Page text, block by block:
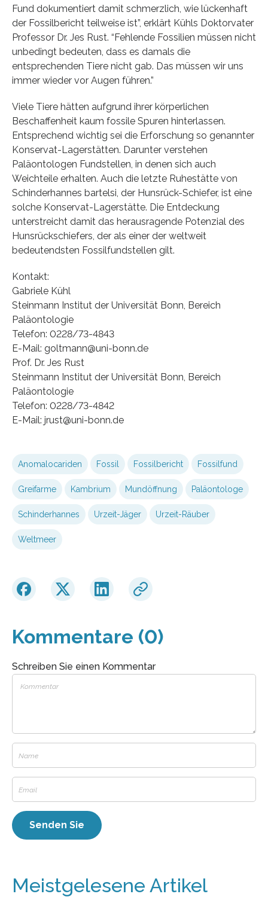
Fund dokumentiert damit schmerzlich, wie lückenhaft
der Fossilbericht teilweise ist”, erklärt Kühls Doktorvater
Professor Dr. Jes Rust. “Fehlende Fossilien müssen nicht
unbedingt bedeuten, dass es damals die
entsprechenden Tiere nicht gab. Das müssen wir uns
immer wieder vor Augen führen.”
Viele Tiere hätten aufgrund ihrer körperlichen
Beschaffenheit kaum fossile Spuren hinterlassen.
Entsprechend wichtig sei die Erforschung so genannter
Konservat-Lagerstätten. Darunter verstehen
Paläontologen Fundstellen, in denen sich auch
Weichteile erhalten. Auch die letzte Ruhestätte von
Schinderhannes bartelsi, der Hunsrück-Schiefer, ist eine
solche Konservat-Lagerstätte. Die Entdeckung
unterstreicht damit das herausragende Potenzial des
Hunsrückschiefers, der als einer der weltweit
bedeutendsten Fossilfundstellen gilt.
Kontakt:
Gabriele Kühl
Steinmann Institut der Universität Bonn, Bereich
Paläontologie
Telefon: 0228/73-4843
E-Mail: goltmann@uni-bonn.de
Prof. Dr. Jes Rust
Steinmann Institut der Universität Bonn, Bereich
Paläontologie
Telefon: 0228/73-4842
E-Mail: jrust@uni-bonn.de
Anomalocariden Fossil Fossilbericht Fossilfund
Greifarme Kambrium Mundöffnung Paläontologe
Schinderhannes Urzeit-Jäger Urzeit-Räuber
Weltmeer
Kommentare (0)
Schreiben Sie einen Kommentar
Meistgelesene Artikel